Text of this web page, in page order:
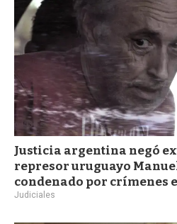
Justicia argentina negó
represor uruguayo
condenado por crímenes
Judiciales